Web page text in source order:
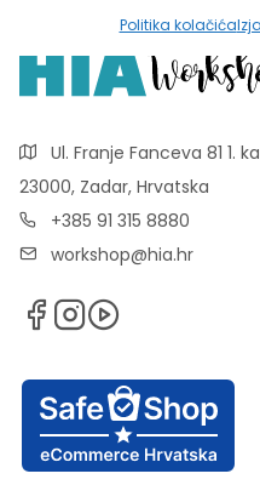
Politika kolačića
Ul. Franje Fanceva 81 1.
23000, Zadar, Hrvatska
+385 91 315 8880
workshop@hia.hr